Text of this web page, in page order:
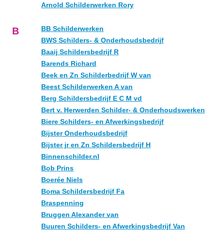
Arnold Schilderwerken Rory
B
BB Schilderwerken
BWS Schilders- & Onderhoudsbedrijf
Baaij Schildersbedrijf R
Barends Richard
Beek en Zn Schilderbedrijf W van
Beest Schilderwerken A van
Berg Schildersbedrijf E C M vd
Bert v. Herwerden Schilder- & Onderhoudswerken
Biere Schilders- en Afwerkingsbedrijf
Bijster Onderhoudsbedrijf
Bijster jr en Zn Schildersbedrijf H
Binnenschilder.nl
Bob Prins
Boerée Niels
Boma Schildersbedrijf Fa
Braspenning
Bruggen Alexander van
Buuren Schilders- en Afwerkingsbedrijf Van